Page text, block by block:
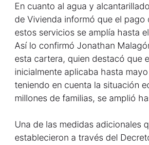
En cuanto al agua y
de Vivienda informó que el pago
estos servicios se amplía hasta
Así lo confirmó Jonathan
esta cartera, quien destacó que
inicialmente aplicaba hasta
teniendo en cuenta la situación
millones de familias, se amplió
Una de las medidas adicionales
establecieron a través del